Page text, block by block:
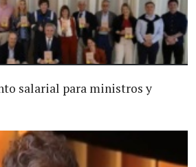
salarial para ministros y